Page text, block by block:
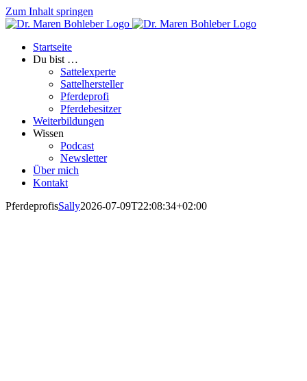
Zum Inhalt springen
Startseite
Du bist …
Sattelexperte
Sattelhersteller
Pferdeprofi
Pferdebesitzer
Weiterbildungen
Wissen
Podcast
Newsletter
Über mich
Kontakt
PferdeprofisSally2026-07-09T22:08:34+02:00